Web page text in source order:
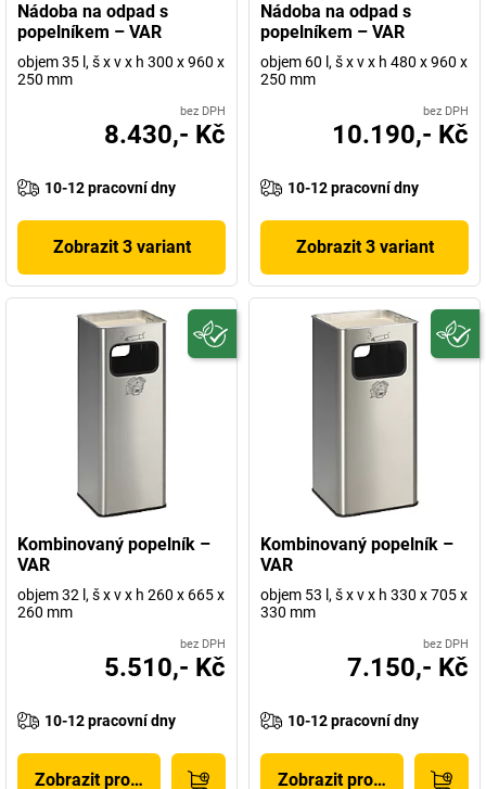
Nádoba na odpad s
popelníkem – VAR
objem 35 l, š x v x h 300 x 960 x
250 mm
bez DPH
8.430,- Kč
10-12 pracovní dny
Zobrazit 3 variant
Nádoba na odpad s
popelníkem – VAR
objem 60 l, š x v x h 480 x 960 x
250 mm
bez DPH
10.190,- Kč
10-12 pracovní dny
Zobrazit 3 variant
Kombinovaný popelník –
VAR
objem 32 l, š x v x h 260 x 665 x
260 mm
bez DPH
5.510,- Kč
10-12 pracovní dny
Zobrazit produkt
Kombinovaný popelník –
VAR
objem 53 l, š x v x h 330 x 705 x
330 mm
bez DPH
7.150,- Kč
10-12 pracovní dny
Zobrazit produkt